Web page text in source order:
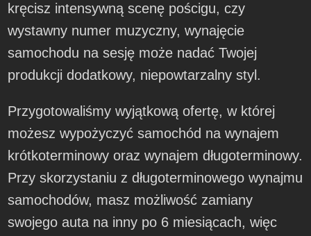
kręcisz intensywną scenę pościgu, czy
wystawny numer muzyczny, wynajęcie
samochodu na sesję może nadać Twojej
produkcji dodatkowy, niepowtarzalny styl.
Przygotowaliśmy wyjątkową ofertę, w której
możesz wypożyczyć samochód na wynajem
krótkoterminowy oraz wynajem długoterminowy.
Przy skorzystaniu z długoterminowego wynajmu
samochodów, masz możliwość zamiany
swojego auta na inny po 6 miesiącach, więc